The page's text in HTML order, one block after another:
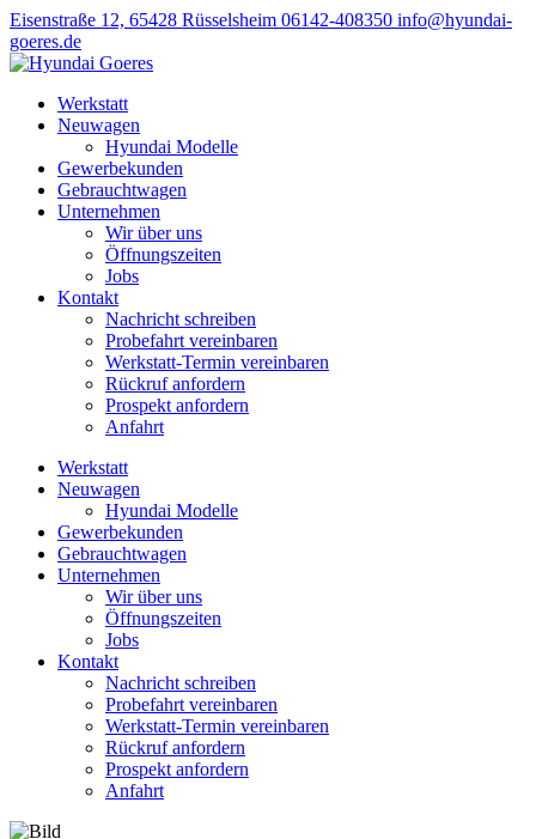
Eisenstraße 12, 65428 Rüsselsheim 06142-408350 info@hyundai-
goeres.de
Werkstatt
Neuwagen
Hyundai Modelle
Gewerbekunden
Gebrauchtwagen
Unternehmen
Wir über uns
Öffnungszeiten
Jobs
Kontakt
Nachricht schreiben
Probefahrt vereinbaren
Werkstatt-Termin vereinbaren
Rückruf anfordern
Prospekt anfordern
Anfahrt
Werkstatt
Neuwagen
Hyundai Modelle
Gewerbekunden
Gebrauchtwagen
Unternehmen
Wir über uns
Öffnungszeiten
Jobs
Kontakt
Nachricht schreiben
Probefahrt vereinbaren
Werkstatt-Termin vereinbaren
Rückruf anfordern
Prospekt anfordern
Anfahrt